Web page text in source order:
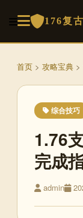
176复
首页 > 攻略宝典 >
综合技巧
1.76
完成
admin